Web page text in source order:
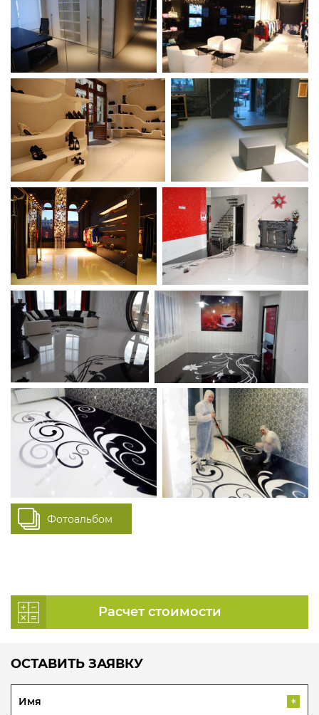
Фотоальбом
Расчет стоимости
ОСТАВИТЬ ЗАЯВКУ
*